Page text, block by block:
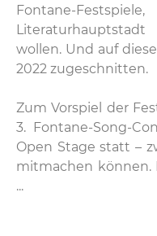
Fontane-
wollen. Und auf
2022 zugeschnitten.
Zum Vorspiel der
3. Fontane-Song-
Open Stage statt –
mitmachen können.
...